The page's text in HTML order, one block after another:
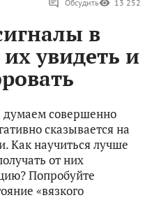
Обсудить 13 252
в
увидеть и
думаем совершенно
сказывается на
Как научиться лучше
от них
Попробуйте
«вязкого